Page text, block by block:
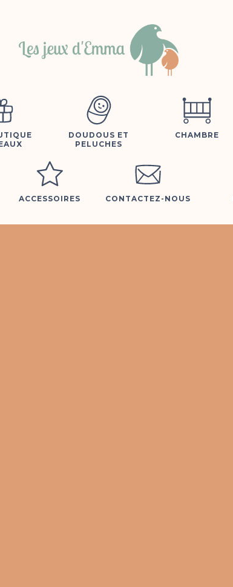
DOUDOUS ET
PELUCHES
CHAMBRE
ACCESSOIRES CONTACTEZ-NOUS